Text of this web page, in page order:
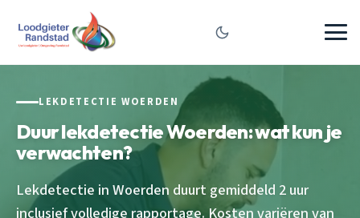
LEKDETECTIE WOERDEN
Duur lekdetectie Woerden: wat kun je
verwachten?
Lekdetectie in Woerden duurt gemiddeld 2 uur
inclusief volledige rapportage. Kosten variëren van